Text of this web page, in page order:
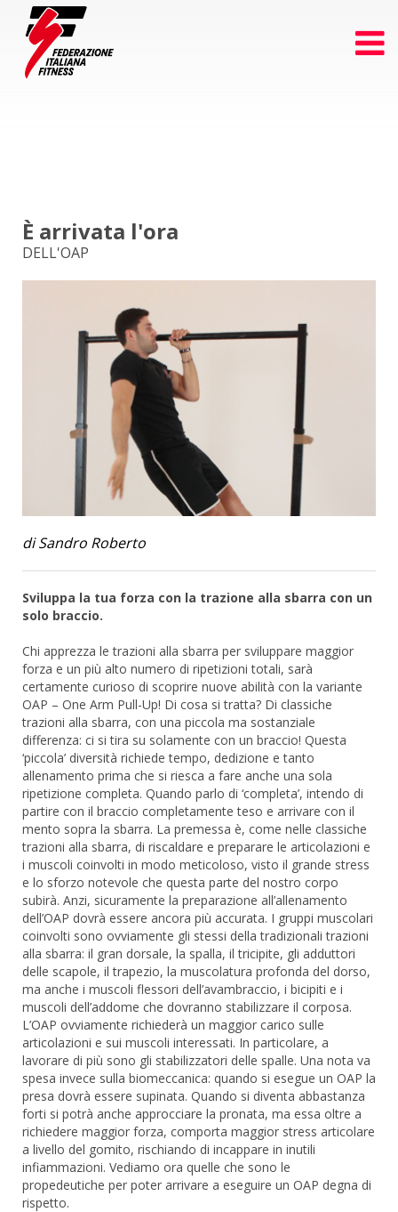
È arrivata l'ora
DELL'OAP
di Sandro Roberto
Sviluppa la tua forza con la trazione alla sbarra con un
solo braccio.
Chi apprezza le trazioni alla sbarra per sviluppare maggior
forza e un più alto numero di ripetizioni totali, sarà
certamente curioso di scoprire nuove abilità con la variante
OAP – One Arm Pull-Up! Di cosa si tratta? Di classiche
trazioni alla sbarra, con una piccola ma sostanziale
differenza: ci si tira su solamente con un braccio! Questa
‘piccola’ diversità richiede tempo, dedizione e tanto
allenamento prima che si riesca a fare anche una sola
ripetizione completa. Quando parlo di ‘completa’, intendo di
partire con il braccio completamente teso e arrivare con il
mento sopra la sbarra. La premessa è, come nelle classiche
trazioni alla sbarra, di riscaldare e preparare le articolazioni e
i muscoli coinvolti in modo meticoloso, visto il grande stress
e lo sforzo notevole che questa parte del nostro corpo
subirà. Anzi, sicuramente la preparazione all’allenamento
dell’OAP dovrà essere ancora più accurata. I gruppi muscolari
coinvolti sono ovviamente gli stessi della tradizionali trazioni
alla sbarra: il gran dorsale, la spalla, il tricipite, gli adduttori
delle scapole, il trapezio, la muscolatura profonda del dorso,
ma anche i muscoli flessori dell’avambraccio, i bicipiti e i
muscoli dell’addome che dovranno stabilizzare il corposa.
L’OAP ovviamente richiederà un maggior carico sulle
articolazioni e sui muscoli interessati. In particolare, a
lavorare di più sono gli stabilizzatori delle spalle. Una nota va
spesa invece sulla biomeccanica: quando si esegue un OAP la
presa dovrà essere supinata. Quando si diventa abbastanza
forti si potrà anche approcciare la pronata, ma essa oltre a
richiedere maggior forza, comporta maggior stress articolare
a livello del gomito, rischiando di incappare in inutili
infiammazioni. Vediamo ora quelle che sono le
propedeutiche per poter arrivare a eseguire un OAP degna di
rispetto.